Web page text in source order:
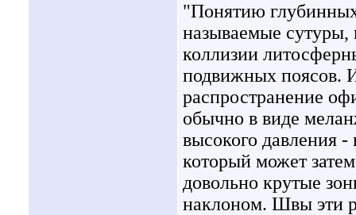
"Понятию
называемые
коллизии
подвижных поясов.
распространение
обычно в виде
высокого давления
который может
довольно крутые
наклоном. Швы эти